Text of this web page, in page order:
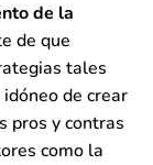
de la
de que
tales
de crear
pros y contras
como la